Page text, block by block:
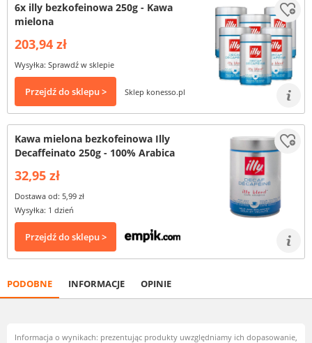
6x illy bezkofeinowa 250g - Kawa
mielona
203,94 zł
Wysyłka: Sprawdź w sklepie
Przejdź do sklepu > Sklep konesso.pl
Kawa mielona bezkofeinowa Illy
Decaffeinato 250g - 100% Arabica
32,95 zł
Dostawa od: 5,99 zł
Wysyłka: 1 dzień
Przejdź do sklepu >
PODOBNE INFORMACJE OPINIE
Informacja o wynikach: prezentując produkty uwzględniamy ich dopasowanie,